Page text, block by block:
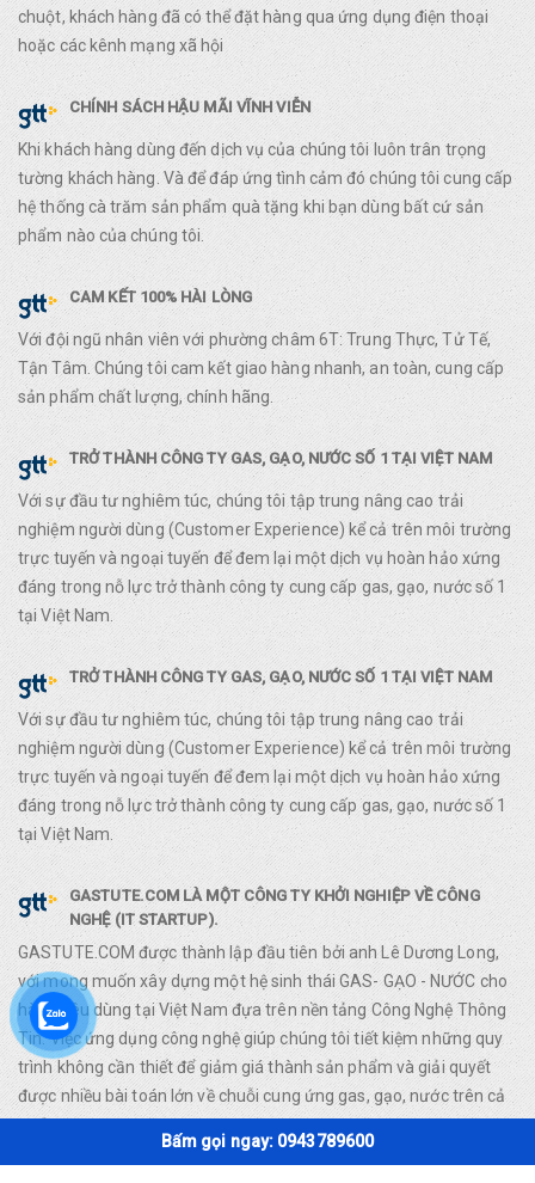
chuột, khách hàng đã có thể đặt hàng qua ứng dụng điện thoại
hoặc các kênh mạng xã hội
CHÍNH SÁCH HẬU MÃI VĨNH VIỄN
Khi khách hàng dùng đến dịch vụ của chúng tôi luôn trân trọng
tường khách hàng. Và để đáp ứng tình cảm đó chúng tôi cung cấp
hệ thống cà trăm sản phẩm quà tặng khi bạn dùng bất cứ sản
phẩm nào của chúng tôi.
CAM KẾT 100% HÀI LÒNG
Với đội ngũ nhân viên với phường châm 6T: Trung Thực, Tử Tế,
Tận Tâm. Chúng tôi cam kết giao hàng nhanh, an toàn, cung cấp
sản phẩm chất lượng, chính hãng.
TRỞ THÀNH CÔNG TY GAS, GẠO, NƯỚC SỐ 1 TẠI VIỆT NAM
Với sự đầu tư nghiêm túc, chúng tôi tập trung nâng cao trải
nghiệm người dùng (Customer Experience) kể cả trên môi trường
trực tuyến và ngoại tuyến để đem lại một dịch vụ hoàn hảo xứng
đáng trong nỗ lực trở thành công ty cung cấp gas, gạo, nước số 1
tại Việt Nam.
TRỞ THÀNH CÔNG TY GAS, GẠO, NƯỚC SỐ 1 TẠI VIỆT NAM
Với sự đầu tư nghiêm túc, chúng tôi tập trung nâng cao trải
nghiệm người dùng (Customer Experience) kể cả trên môi trường
trực tuyến và ngoại tuyến để đem lại một dịch vụ hoàn hảo xứng
đáng trong nỗ lực trở thành công ty cung cấp gas, gạo, nước số 1
tại Việt Nam.
GASTUTE.COM LÀ MỘT CÔNG TY KHỞI NGHIỆP VỀ CÔNG
NGHỆ (IT STARTUP).
GASTUTE.COM được thành lập đầu tiên bởi anh Lê Dương Long,
với mong muốn xây dựng một hệ sinh thái GAS- GẠO - NƯỚC cho
hàng tiêu dùng tại Việt Nam đựa trên nền tảng Công Nghệ Thông
Tin. Việc ứng dụng công nghệ giúp chúng tôi tiết kiệm những quy
trình không cần thiết để giảm giá thành sản phẩm và giải quyết
được nhiều bài toán lớn về chuỗi cung ứng gas, gạo, nước trên cả
nước.
Bấm gọi ngay: 0943789600